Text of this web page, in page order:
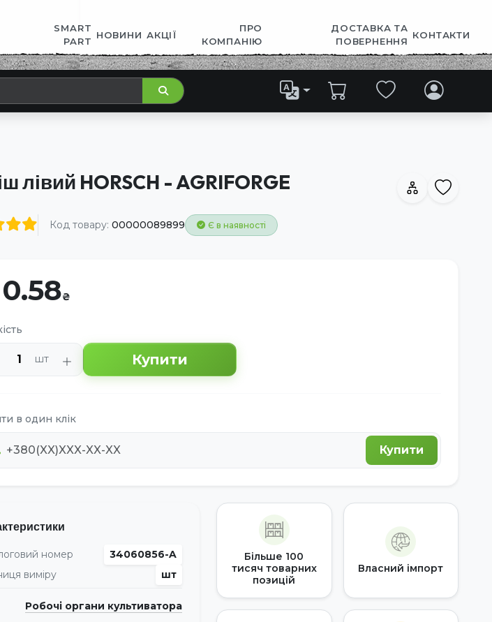
SMART
PART
НОВИНИ АКЦІЇ
ПРО
КОМПАНІЮ
ДОСТАВКА ТА
ПОВЕРНЕННЯ
КОНТАКТИ
лівий HORSCH - AGRIFORGE
Код товару: 00000089899 Є в наявності
шт Купити
в один клік
Купити
номер
34060856-A
виміру
шт
Робочі органи культиватора
Більше 100
тисяч товарних
позицій
Власний імпорт